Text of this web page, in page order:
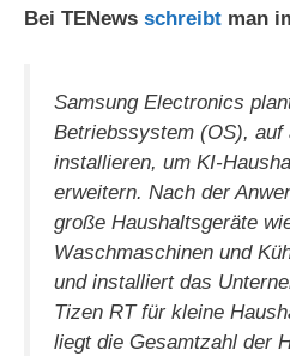
Bei TENews schreibt man
Samsung Electronics
Betriebssystem (OS), auf
installieren, um KI-
erweitern. Nach der
große Haushaltsgeräte
Waschmaschinen und
und installiert das
Tizen RT für kleine
liegt die Gesamtzahl der